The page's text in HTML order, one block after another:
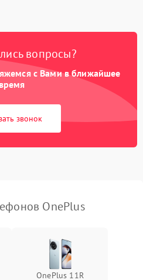
вопросы?
с Вами в ближайшее
время
звонок
OnePlus
OnePlus 11R